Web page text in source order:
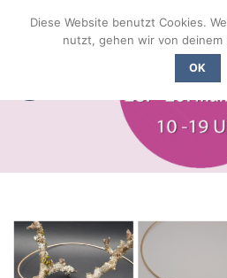
Inhalt
Diese Website benutzt Cookies.
nutzt, gehen wir von deinem
OK